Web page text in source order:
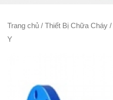
Trang chủ / Thiết Bị Chữa Cháy /
Y